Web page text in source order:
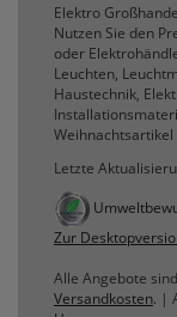
Elektro
Nutzen Sie den
oder
Leuchten,
Haustechnik,
Weihnachtsartikel
Letzte
Zur
Alle Angebote
Versandkosten. |